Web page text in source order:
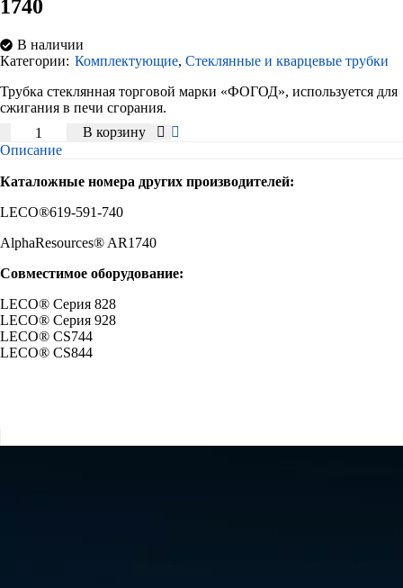
1740
В наличии
Категории: Комплектующие, Стеклянные и кварцевые трубки
Трубка стеклянная торговой марки «ФОГОД», используется для
сжигания в печи сгорания.
Количество
товара
стеклянная
реагентов
1740
В корзину
Описание
Каталожные номера других производителей:
LECO®619-591-740
AlphaResources® AR1740
Совместимое оборудование:
LECO® Серия 828
LECO® Серия 928
LECO® CS744
LECO® CS844